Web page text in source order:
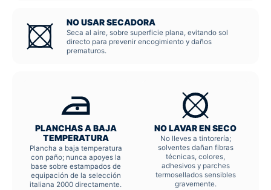
NO USAR SECADORA
Seca al aire, sobre superficie plana, evitando sol
directo para prevenir encogimiento y daños
prematuros.
PLANCHAS A BAJA
TEMPERATURA
Plancha a baja temperatura
con paño; nunca apoyes la
base sobre estampados de
equipación de la selección
italiana 2000 directamente.
NO LAVAR EN SECO
No lleves a tintorería;
solventes dañan fibras
técnicas, colores,
adhesivos y parches
termosellados sensibles
gravemente.